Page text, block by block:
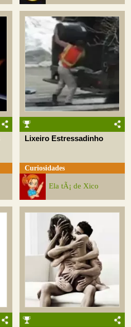
Lixeiro Estressadinho
Curiosidades
Ela tÃ¡ de Xico